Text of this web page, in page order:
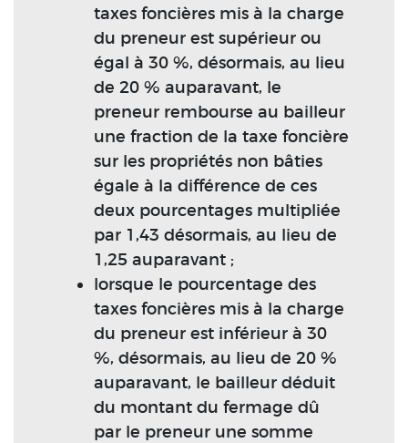
taxes foncières mis à la charge
du preneur est supérieur ou
égal à 30 %, désormais, au lieu
de 20 % auparavant, le
preneur rembourse au bailleur
une fraction de la taxe foncière
sur les propriétés non bâties
égale à la différence de ces
deux pourcentages multipliée
par 1,43 désormais, au lieu de
1,25 auparavant ;
lorsque le pourcentage des
taxes foncières mis à la charge
du preneur est inférieur à 30
%, désormais, au lieu de 20 %
auparavant, le bailleur déduit
du montant du fermage dû
par le preneur une somme